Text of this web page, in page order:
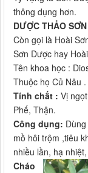
thông dụng hơn.
DƯỢC THẢO
Còn gọi là Hoài
Sơn Dược hay
Tên khoa học :
Thuộc họ Củ Nâu
Tính chất : Vị
Phế, Thận.
Công dụng:
mồ hôi trộm ,tiêu
nhiều lần, hạ
Cháo